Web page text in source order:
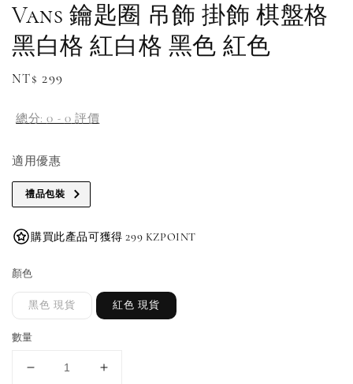
Vans 鑰匙圈 吊飾 掛飾 棋盤格
黑白格 紅白格 黑色 紅色
Regular
NT$ 299
總分:0 - 0 評價
適用優惠
禮品包裝
購買此產品可獲得 299 KZPOINT
顏色
黑色 現貨 紅色 現貨
數量